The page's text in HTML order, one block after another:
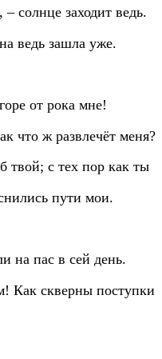
солнце заходит ведь.
ведь зашла уже.
от рока мне!
что ж развлечёт меня?
твой; с тех пор как ты
пути мои.
на пас в сей день.
Как скверны поступки